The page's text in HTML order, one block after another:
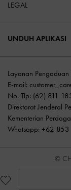
LEGAL
UNDUH APLIKASI
Layanan Pengaduan
E-mail:
No. Tlp: (62) 811
Direktorat Jenderal
Kementerian
Whatsapp: +62 853
©